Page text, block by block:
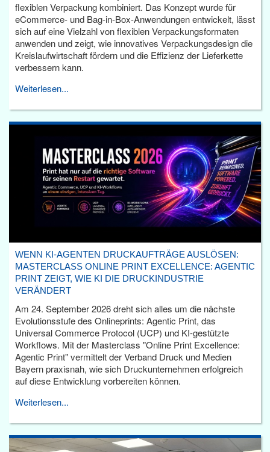
flexiblen Verpackung kombiniert. Das Konzept wurde für
eCommerce- und Bag-in-Box-Anwendungen entwickelt, lässt
sich auf eine Vielzahl von flexiblen Verpackungsformaten
anwenden und zeigt, wie innovatives Verpackungsdesign die
Kreislaufwirtschaft fördern und die Effizienz der Lieferkette
verbessern kann.
Weiterlesen...
WENN KI-AGENTEN DRUCKAUFTRÄGE AUSLÖSEN:
MASTERCLASS ONLINE PRINT EXCELLENCE: AGENTIC
PRINT ZEIGT, WIE KI DIE DRUCKINDUSTRIE
VERÄNDERT
Am 24. September 2026 dreht sich alles um die nächste
Evolutionsstufe des Onlineprints: Agentic Print, das
Universal Commerce Protocol (UCP) und KI-gestützte
Workflows. Mit der Masterclass "Online Print Excellence:
Agentic Print" vermittelt der Verband Druck und Medien
Bayern praxisnah, wie sich Druckunternehmen erfolgreich
auf diese Entwicklung vorbereiten können.
Weiterlesen...